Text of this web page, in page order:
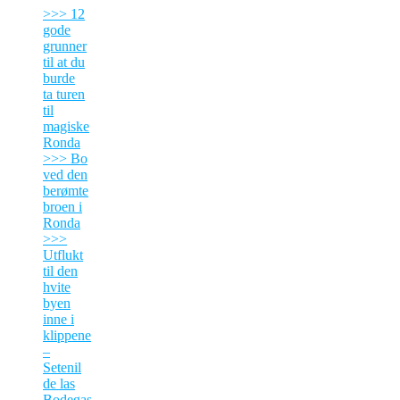
>>> 12
gode
grunner
til at du
burde
ta turen
til
magiske
Ronda
>>> Bo
ved den
berømte
broen i
Ronda
>>>
Utflukt
til den
hvite
byen
inne i
klippene
–
Setenil
de las